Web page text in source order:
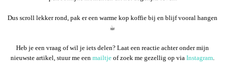
Dus scroll lekker rond, pak er een warme kop koffie bij en blijf vooral hangen
☕︎
Heb je een vraag of wil je iets delen? Laat een reactie achter onder mijn
nieuwste artikel, stuur me een mailtje of zoek me gezellig op via Instagram